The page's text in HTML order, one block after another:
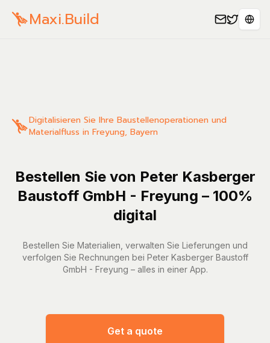
Maxi.Build
Digitalisieren Sie Ihre Baustellenoperationen und
Materialfluss in Freyung, Bayern
Bestellen Sie von Peter Kasberger
Baustoff GmbH - Freyung – 100%
digital
Bestellen Sie Materialien, verwalten Sie Lieferungen und
verfolgen Sie Rechnungen bei Peter Kasberger Baustoff
GmbH - Freyung – alles in einer App.
Get a quote